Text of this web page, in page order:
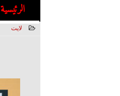
الرئيسية
لايت